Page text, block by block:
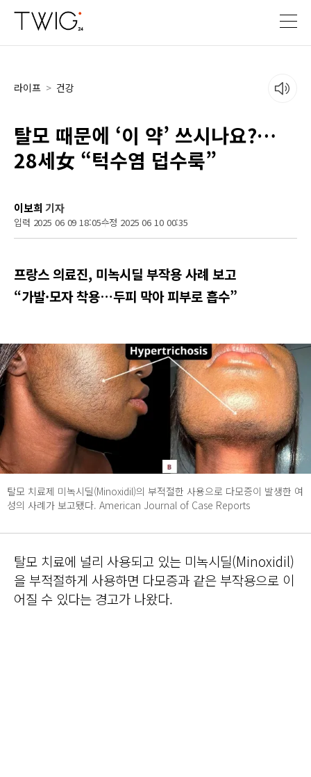
라이프 > 건강
탈모 때문에 ‘이 약’ 쓰시나요?…
28세女 “턱수염 덥수룩”
이보희 기자
입력 2025 06 09 18:05수정 2025 06 10 00:35
프랑스 의료진, 미녹시딜 부작용 사례 보고
“가발·모자 착용…두피 막아 피부로 흡수”
탈모 치료제 미녹시딜(Minoxidil)의 부적절한 사용으로 다모증이 발생한 여
성의 사례가 보고됐다. American Journal of Case Reports
탈모 치료에 널리 사용되고 있는 미녹시딜(Minoxidil)
을 부적절하게 사용하면 다모증과 같은 부작용으로 이
어질 수 있다는 경고가 나왔다.